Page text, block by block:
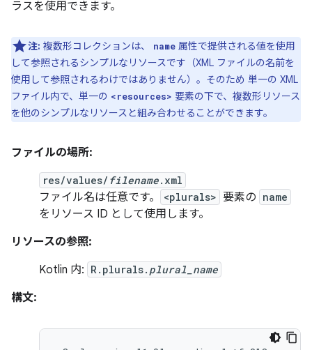
ラスを使用できます。
注: 複数形コレクションは、 name 属性で提供される値を使用
して参照されるシンプルなリソースです（XML ファイルの名前を
使用して参照されるわけではありません）。そのため 単一の XML
ファイル内で、単一の <resources> 要素の下で、複数形リソース
を他のシンプルなリソースと組み合わせることができます。
ファイルの場所:
res/values/ filename.xml
ファイル名は任意です。 <plurals> 要素の name
をリソース ID として使用します。
リソースの参照:
Kotlin 内: R.plurals. plural_name
構文: